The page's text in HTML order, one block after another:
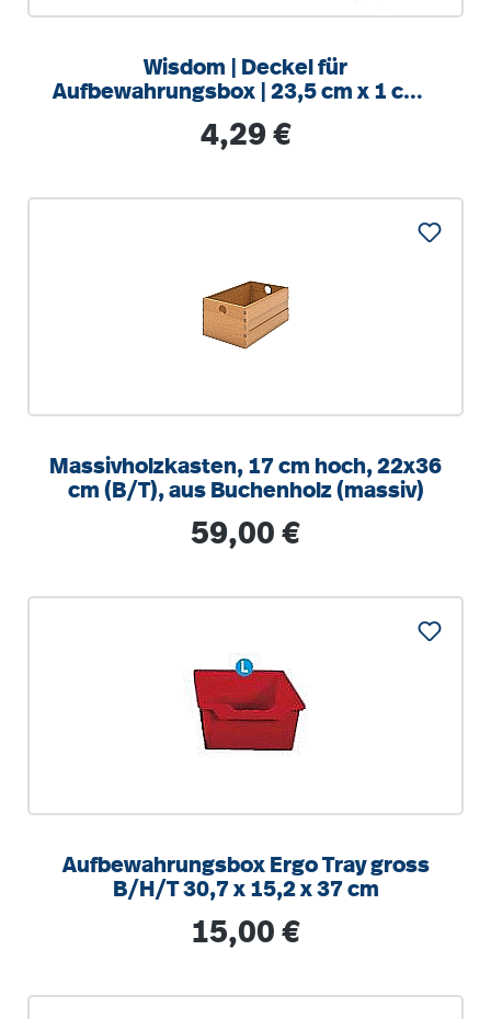
Wisdom | Deckel für
Aufbewahrungsbox | 23,5 cm x 1 cm x
Regulärer Preis:
4,29 €
Massivholzkasten, 17 cm hoch, 22x36
cm (B/T), aus Buchenholz (massiv)
Regulärer Preis:
59,00 €
Aufbewahrungsbox Ergo Tray gross
B/H/T 30,7 x 15,2 x 37 cm
Regulärer Preis:
15,00 €